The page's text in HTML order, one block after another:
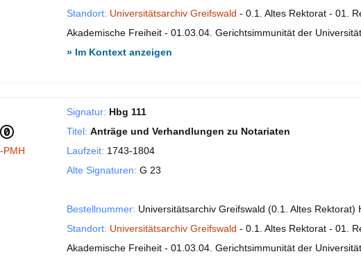
Standort: Universitätsarchiv Greifswald - 0.1. Altes Rektorat - 01.
Akademische Freiheit - 01.03.04. Gerichtsimmunität der
» Im Kontext anzeigen
PMH
Signatur: Hbg 111
Titel: Anträge und Verhandlungen zu Notariaten
Laufzeit: 1743-1804
Alte Signaturen: G 23
Bestellnummer: Universitätsarchiv Greifswald (0.1. Altes Rektorat)
Standort: Universitätsarchiv Greifswald - 0.1. Altes Rektorat - 01.
Akademische Freiheit - 01.03.04. Gerichtsimmunität der